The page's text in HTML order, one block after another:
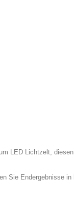
LED Lichtzelt,
Sie Endergebnisse in